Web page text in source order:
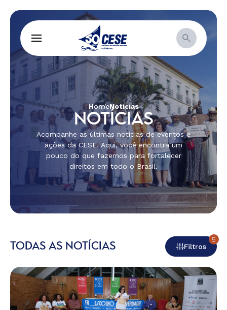
HomeNotícias
NOTÍCIAS
Acompanhe as últimas notícias de eventos e
ações da CESE. Aqui, você encontra um
pouco do que fazemos para fortalecer
direitos em todo o Brasil.
TODAS AS NOTÍCIAS Filtros
5